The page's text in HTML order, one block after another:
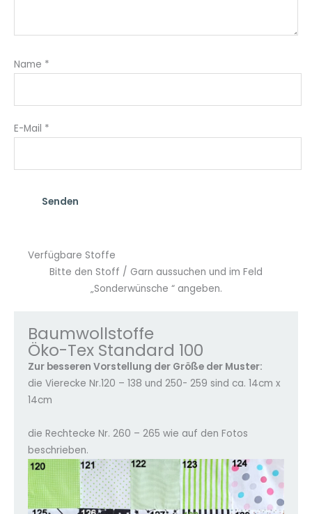
Name *
E-Mail *
Verfügbare Stoffe
Bitte den Stoff / Garn aussuchen und im Feld
„Sonderwünsche “ angeben.
Baumwollstoffe
Öko-Tex Standard 100
Zur besseren Vorstellung der Größe der Muster:
die Vierecke Nr.120 – 138 und 250- 259 sind ca. 14cm x
14cm
die Rechtecke Nr. 260 – 265 wie auf den Fotos
beschrieben.